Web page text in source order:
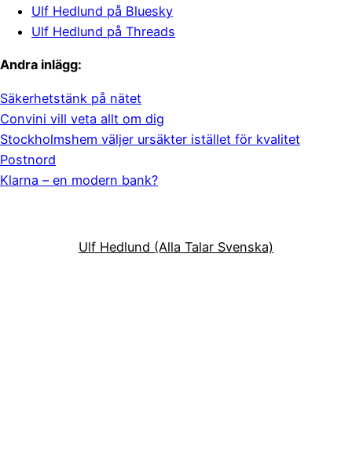
Ulf Hedlund på Bluesky
Ulf Hedlund på Threads
Andra inlägg:
Säkerhetstänk på nätet
Convini vill veta allt om dig
Stockholmshem väljer ursäkter istället för kvalitet
Postnord
Klarna – en modern bank?
Ulf Hedlund (Alla Talar Svenska)